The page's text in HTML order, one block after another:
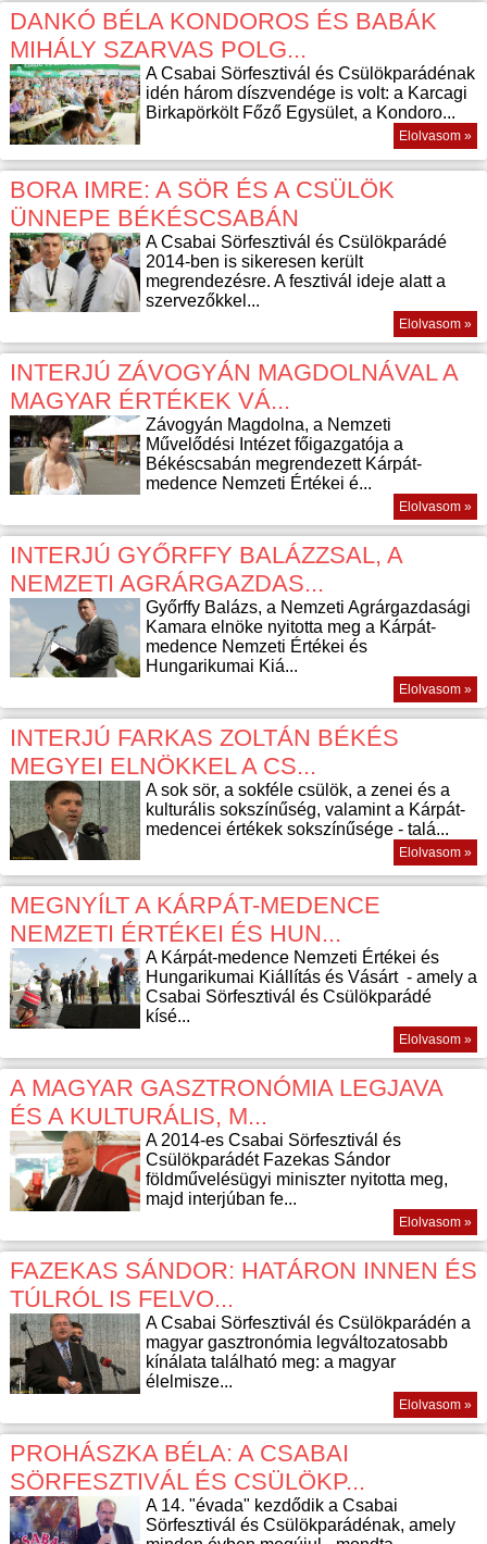
DANKÓ BÉLA KONDOROS ÉS BABÁK
MIHÁLY SZARVAS POLG...
A Csabai Sörfesztivál és Csülökparádénak
idén három díszvendége is volt: a Karcagi
Birkapörkölt Főző Egysület, a Kondoro...
Elolvasom »
BORA IMRE: A SÖR ÉS A CSÜLÖK
ÜNNEPE BÉKÉSCSABÁN
A Csabai Sörfesztivál és Csülökparádé
2014-ben is sikeresen került
megrendezésre. A fesztivál ideje alatt a
szervezőkkel...
Elolvasom »
INTERJÚ ZÁVOGYÁN MAGDOLNÁVAL A
MAGYAR ÉRTÉKEK VÁ...
Závogyán Magdolna, a Nemzeti
Művelődési Intézet főigazgatója a
Békéscsabán megrendezett Kárpát-
medence Nemzeti Értékei é...
Elolvasom »
INTERJÚ GYŐRFFY BALÁZZSAL, A
NEMZETI AGRÁRGAZDAS...
Győrffy Balázs, a Nemzeti Agrárgazdasági
Kamara elnöke nyitotta meg a Kárpát-
medence Nemzeti Értékei és
Hungarikumai Kiá...
Elolvasom »
INTERJÚ FARKAS ZOLTÁN BÉKÉS
MEGYEI ELNÖKKEL A CS...
A sok sör, a sokféle csülök, a zenei és a
kulturális sokszínűség, valamint a Kárpát-
medencei értékek sokszínűsége - talá...
Elolvasom »
MEGNYÍLT A KÁRPÁT-MEDENCE
NEMZETI ÉRTÉKEI ÉS HUN...
A Kárpát-medence Nemzeti Értékei és
Hungarikumai Kiállítás és Vásárt - amely a
Csabai Sörfesztivál és Csülökparádé
kísé...
Elolvasom »
A MAGYAR GASZTRONÓMIA LEGJAVA
ÉS A KULTURÁLIS, M...
A 2014-es Csabai Sörfesztivál és
Csülökparádét Fazekas Sándor
földművelésügyi miniszter nyitotta meg,
majd interjúban fe...
Elolvasom »
FAZEKAS SÁNDOR: HATÁRON INNEN ÉS
TÚLRÓL IS FELVO...
A Csabai Sörfesztivál és Csülökparádén a
magyar gasztronómia legváltozatosabb
kínálata található meg: a magyar
élelmisze...
Elolvasom »
PROHÁSZKA BÉLA: A CSABAI
SÖRFESZTIVÁL ÉS CSÜLÖKP...
A 14. "évada" kezdődik a Csabai
Sörfesztivál és Csülökparádénak, amely